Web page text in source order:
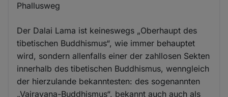
Phallusweg
Der Dalai Lama ist keineswegs „Oberhaupt des
tibetischen Buddhismus“, wie immer behauptet
wird, sondern allenfalls einer der zahllosen Sekten
innerhalb des tibetischen Buddhismus, wenngleich
der hierzulande bekanntesten: des sogenannten
„Vajrayana-Buddhismus“, bekannt auch auch als